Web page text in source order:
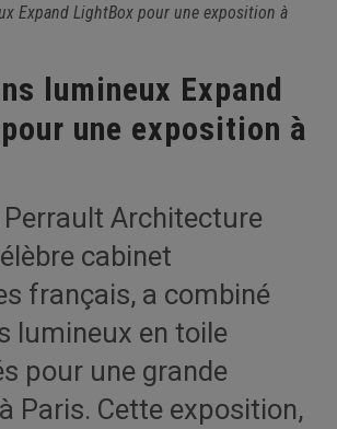
Expand LightBox pour une exposition à
lumineux Expand
une exposition à
Architecture
cabinet
français, a combiné
lumineux en toile
pour une grande
Paris. Cette exposition,